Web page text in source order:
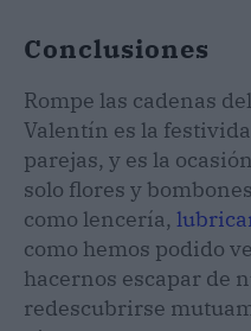
Conclusiones
Rompe las cadenas
Valentín es la
parejas, y es la
solo flores y
como lencería,
como hemos podido
hacernos escapar de
redescubrirse